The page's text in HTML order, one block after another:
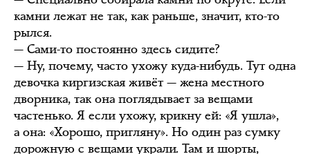
камни лежат не так, как раньше, значит, кто-то
рылся.
— Сами-то постоянно здесь сидите?
— Ну, почему, часто ухожу куда-нибудь. Тут одна
девочка киргизская живёт — жена местного
дворника, так она поглядывает за вещами
частенько. Я если ухожу, крикну ей: «Я ушла»,
а она: «Хорошо, пригляну». Но один раз сумку
дорожную с вещами украли. Там и шорты,